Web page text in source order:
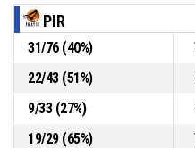
PIRATAS DE BOGOTA- gana
20, Y. Sifontes
P4 00:14
PIR
31/76(40%)
22/43(51%)
9/33(27%)
19/29(65%)